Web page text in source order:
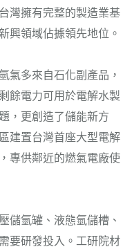
灣擁有完整的製造業基
興領域佔據領先地位。
氣多來自石化副產品，
餘電力可用於電解水製
，更創造了儲能新方
建置台灣首座大型電解
專供鄰近的燃氣電廠使
儲氫罐、液態氫儲槽、
要研發投入。工研院材